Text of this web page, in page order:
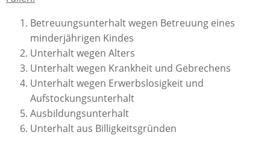
Betreuungsunterhalt wegen Betreuung eines
minderjährigen Kindes
Unterhalt wegen Alters
Unterhalt wegen Krankheit und Gebrechens
Unterhalt wegen Erwerbslosigkeit und
Aufstockungsunterhalt
Ausbildungsunterhalt
Unterhalt aus Billigkeitsgründen